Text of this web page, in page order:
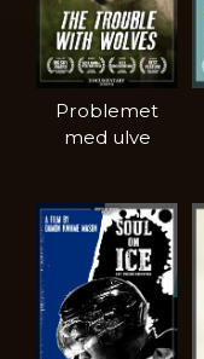
Problemet
med ulve